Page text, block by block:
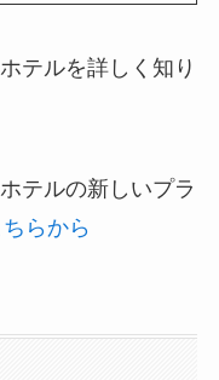
テルを詳しく知り
テルの新しいプラ
ちらから